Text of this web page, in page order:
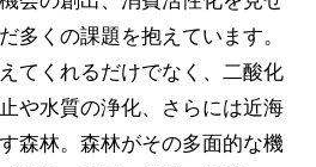
多くの課題を抱えています。
てくれるだけでなく、二酸化
や水質の浄化、さらには近海
森林。森林がその多面的な機